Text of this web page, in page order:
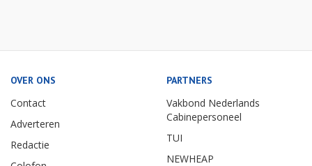
OVER ONS
Contact
Adverteren
Redactie
PARTNERS
Vakbond Nederlands
Cabinepersoneel
TUI
NEWHEAP